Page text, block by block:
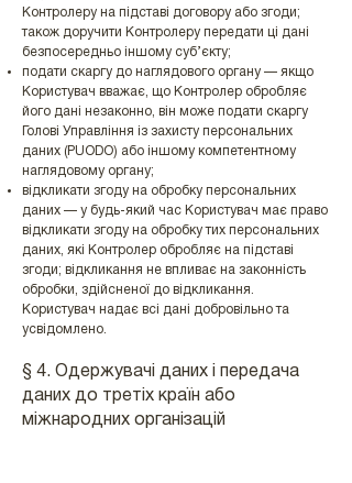
Контролеру на підставі договору або згоди;
також доручити Контролеру передати ці дані
безпосередньо іншому суб’єкту;
подати скаргу до наглядового органу — якщо
Користувач вважає, що Контролер обробляє
його дані незаконно, він може подати скаргу
Голові Управління із захисту персональних
даних (PUODO) або іншому компетентному
наглядовому органу;
відкликати згоду на обробку персональних
даних — у будь-який час Користувач має право
відкликати згоду на обробку тих персональних
даних, які Контролер обробляє на підставі
згоди; відкликання не впливає на законність
обробки, здійсненої до відкликання.
Користувач надає всі дані добровільно та
усвідомлено.
§ 4. Одержувачі даних і передача
даних до третіх країн або
міжнародних організацій